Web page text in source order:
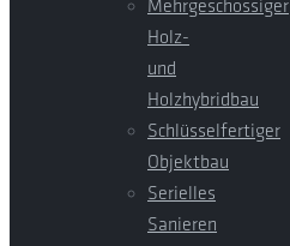
Mehrgeschossiger
Holz-
und
Holzhybridbau
Schlüsselfertiger
Objektbau
Serielles
Sanieren